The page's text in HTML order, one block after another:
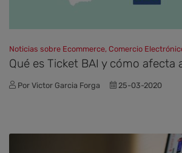
Noticias sobre Ecommerce, Comercio
Qué es Ticket BAI y cómo afecta
Por Victor Garcia Forga 25-03-2020